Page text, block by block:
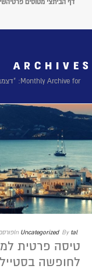
דף הביתצי מטוסים פרטי
ARCHIVES
Monthly Archive for: "דצמבר, 2019"
By tal
In Uncategorized
טיסה פרטית
לחופשה בסטייל